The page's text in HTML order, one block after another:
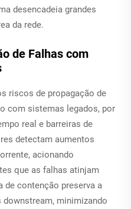
desencadeia grandes
da rede.
de Falhas com
riscos de propagação de
com sistemas legados, por
real e barreiras de
detectam aumentos
acionando
que as falhas atinjam
contenção preserva a
minimizando